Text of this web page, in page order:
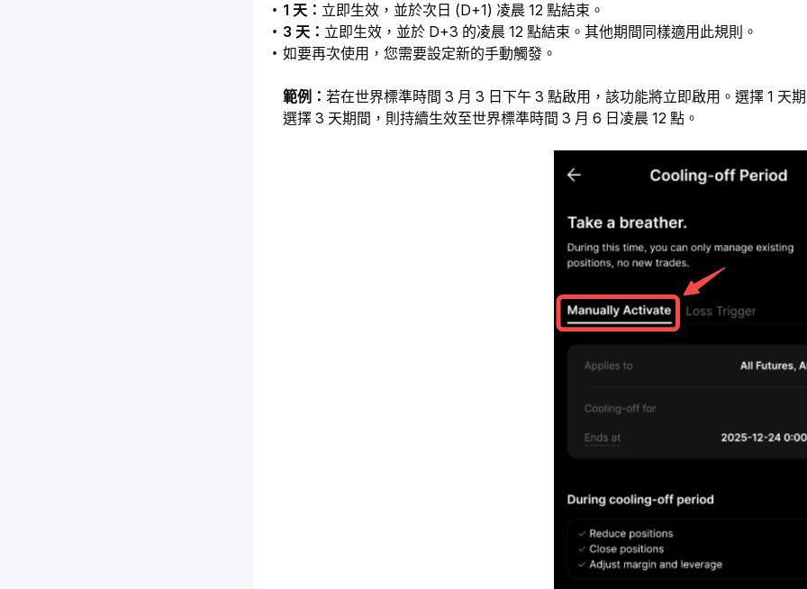
1 天： 立即生效，並於次日 (D+1) 凌晨 12 點結束。
3 天： 立即生效，並於 D+3 的凌晨 12 點結束。其他期間同樣適用此規則。
如要再次使用，您需要設定新的手動觸發。
範例： 若在世界標準時間 3 月 3 日下午 3 點啟用，該功能將立即啟用。選擇 1 天
選擇 3 天期間，則持續生效至世界標準時間 3 月 6 日凌晨 12 點。